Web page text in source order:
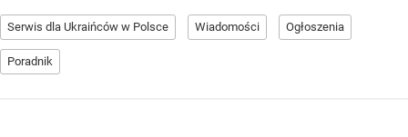
Serwis dla Ukraińców w Polsce Wiadomości Ogłoszenia
Poradnik